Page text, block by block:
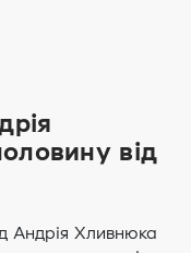
від
Андрія Хливнюка